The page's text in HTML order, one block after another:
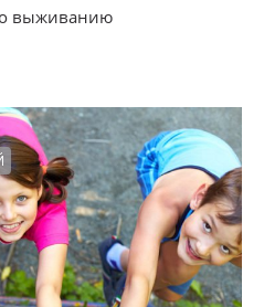
выживанию